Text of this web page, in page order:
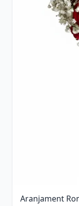
Aranjament